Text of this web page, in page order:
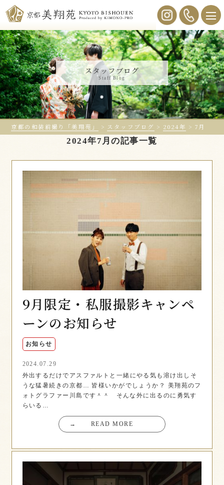
スタッフブログ
Staff Blog
京都の和装前撮り「美翔苑」 > スタッフブログ > 2024年 > 7月
2024年7月の記事一覧
9月限定・私服撮影キャンペ
ーンのお知らせ
お知らせ
2024.07.29
外出するだけでアスファルトと一緒にやる気も溶け出しそ
うな猛暑続きの京都… 皆様いかがでしょうか？ 美翔苑のフ
ォトグラファー川島です＾＾ そんな外に出るのに勇気す
らいる…
→ READ MORE